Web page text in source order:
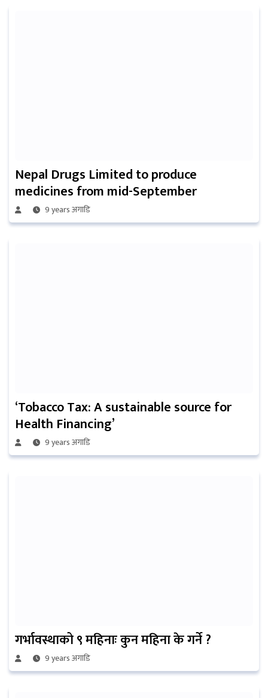
Nepal Drugs Limited to produce
medicines from mid-September
9 years अगाडि
‘Tobacco Tax: A sustainable source for
Health Financing’
9 years अगाडि
गर्भावस्थाको ९ महिनाः कुन महिना के गर्ने ?
9 years अगाडि